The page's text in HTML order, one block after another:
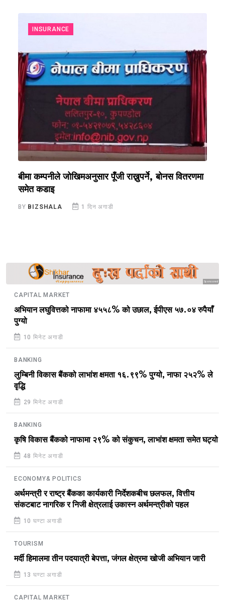
INSURANCE
बीमा कम्पनीले जोखिमअनुसार पूँजी राख्नुपर्ने, बोनस वितरणमा
समेत कडाइ
BY BIZSHALA 1 दिन अगाडी
Sponsored
CAPITAL MARKET
अभियान लघुवित्तको नाफामा ४५५८% को उछाल, ईपीएस ५७.०४ रुपैयाँ
पुग्यो
10 मिनेट अगाडी
BANKING
लुम्बिनी विकास बैंकको लाभांश क्षमता १६.९९% पुग्यो, नाफा २५२% ले
वृद्धि
29 मिनेट अगाडी
BANKING
कृषि विकास बैंकको नाफामा २९% को संकुचन, लाभांश क्षमता समेत घट्यो
48 मिनेट अगाडी
ECONOMY& POLITICS
अर्थमन्त्री र राष्ट्र बैंकका कार्यकारी निर्देशकबीच छलफल, वित्तीय
संकटबाट नागरिक र निजी क्षेत्रलाई उकास्न अर्थमन्त्रीको पहल
10 घण्टा अगाडी
TOURISM
मर्दी हिमालमा तीन पदयात्री बेपत्ता, जंगल क्षेत्रमा खोजी अभियान जारी
13 घण्टा अगाडी
CAPITAL MARKET